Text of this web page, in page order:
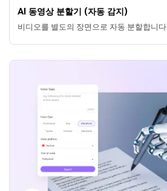
AI 동영상 분할기 (자동 감지)
비디오를 별도의 장면으로 자동 분할합니다.